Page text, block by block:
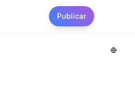
Publicar